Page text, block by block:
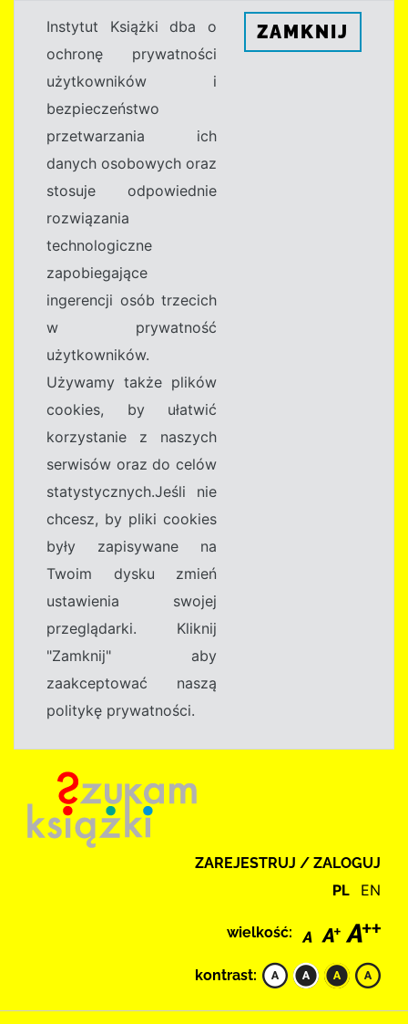
Instytut Książki dba o
ochronę prywatności
użytkowników i
bezpieczeństwo
przetwarzania ich
danych osobowych oraz
stosuje odpowiednie
rozwiązania
technologiczne
zapobiegające
ingerencji osób trzecich
w prywatność
użytkowników.
Używamy także plików
cookies, by ułatwić
korzystanie z naszych
serwisów oraz do celów
statystycznych.Jeśli nie
chcesz, by pliki cookies
były zapisywane na
Twoim dysku zmień
ustawienia swojej
przeglądarki. Kliknij
"Zamknij" aby
zaakceptować naszą
politykę prywatności.
ZAMKNIJ
ZAREJESTRUJ / ZALOGUJ
PL EN
wielkość:
kontrast: